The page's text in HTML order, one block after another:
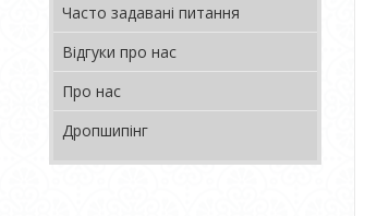
Часто задавані питання
Відгуки про нас
Про нас
Дропшипінг